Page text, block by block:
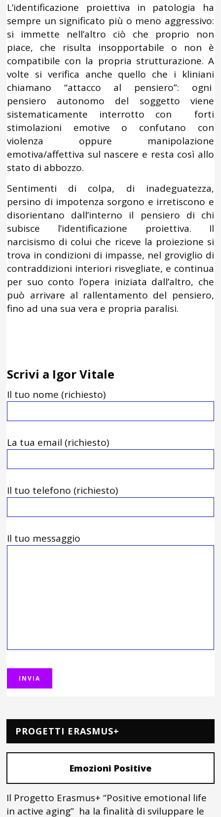
L’identificazione proiettiva in patologia ha
sempre un significato più o meno aggressivo:
si immette nell’altro ciò che proprio non
piace, che risulta insopportabile o non è
compatibile con la propria strutturazione. A
volte si verifica anche quello che i kliniani
chiamano “attacco al pensiero”: ogni
pensiero autonomo del soggetto viene
sistematicamente interrotto con forti
stimolazioni emotive o confutano con
violenza oppure manipolazione
emotiva/affettiva sul nascere e resta così allo
stato di abbozzo.
Sentimenti di colpa, di inadeguatezza,
persino di impotenza sorgono e irretiscono e
disorientano dall’interno il pensiero di chi
subisce l’identificazione proiettiva. Il
narcisismo di colui che riceve la proiezione si
trova in condizioni di impasse, nel groviglio di
contraddizioni interiori risvegliate, e continua
per suo conto l’opera iniziata dall’altro, che
può arrivare al rallentamento del pensiero,
fino ad una sua vera e propria paralisi.
Scrivi a Igor Vitale
Il tuo nome (richiesto)
La tua email (richiesto)
Il tuo telefono (richiesto)
Il tuo messaggio
PROGETTI ERASMUS+
Emozioni Positive
Il Progetto Erasmus+ “Positive emotional life
in active aging” ha la finalità di sviluppare le